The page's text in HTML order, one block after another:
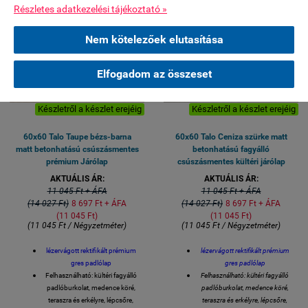
Részletes adatkezelési tájékoztató »
Nem kötelezőek elutasítása
Elfogadom az összeset
Készletről a készlet erejéig
60x60 Talo Taupe bézs-barna
matt betonhatású csúszásmentes
prémium Járólap
AKTUÁLIS ÁR:
11 045 Ft + ÁFA
(14 027 Ft) 8 697 Ft + ÁFA
(11 045 Ft)
(11 045 Ft / Négyzetméter)
lézervágott rektifikált prémium
gres padlólap
Felhasználható: kültéri fagyálló
padlóburkolat, medence köré,
teraszra és erkélyre, lépcsőre,
Készletről a készlet erejéig
60x60 Talo Ceniza szürke matt
betonhatású fagyálló
csúszásmentes kültéri járólap
AKTUÁLIS ÁR:
11 045 Ft + ÁFA
(14 027 Ft) 8 697 Ft + ÁFA
(11 045 Ft)
(11 045 Ft / Négyzetméter)
lézervágott rektifikált prémium
gres padlólap
Felhasználható: kültéri fagyálló
padlóburkolat, medence köré,
teraszra és erkélyre, lépcsőre,